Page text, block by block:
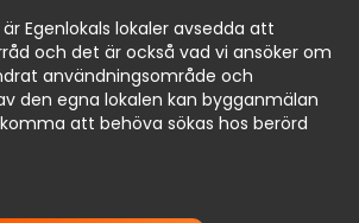
Egenlokals lokaler avsedda att
och det är också vad vi ansöker om
användningsområde och
den egna lokalen kan bygganmälan
att behöva sökas hos berörd